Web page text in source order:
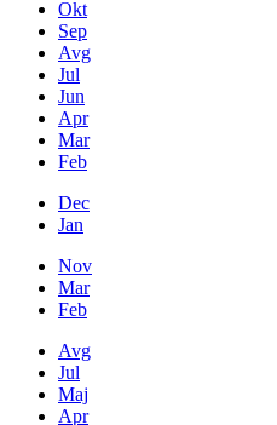
Okt
Sep
Avg
Jul
Jun
Apr
Mar
Feb
Dec
Jan
Nov
Mar
Feb
Avg
Jul
Maj
Apr